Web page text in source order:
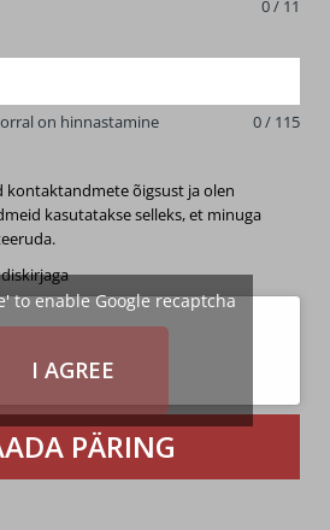
0 / 11
on hinnastamine
0 / 115
kontaktandmete õigsust ja olen
kasutatakse selleks, et minuga
to enable Google recaptcha
I AGREE
PÄRING